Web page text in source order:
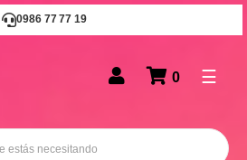
0986 77 77 19
0 ☰